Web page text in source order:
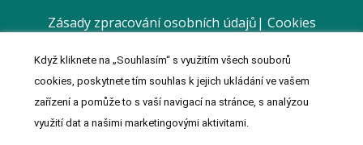
Zásady zpracování osobních údajů| Cookies
© 2023 MeDitorial | Vytvořil a spravuje Meditorial
| ISSN 1803-
Když kliknete na „Souhlasím“ s využitím všech souborů
cookies, poskytnete tím souhlas k jejich ukládání ve vašem
zařízení a pomůže to s vaší navigací na stránce, s analýzou
využití dat a našimi marketingovými aktivitami.